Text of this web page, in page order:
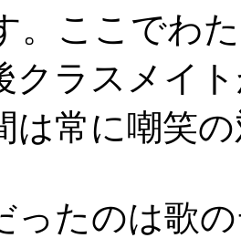
。ここでわ
クラスメイ
は常に嘲笑
ったのは歌